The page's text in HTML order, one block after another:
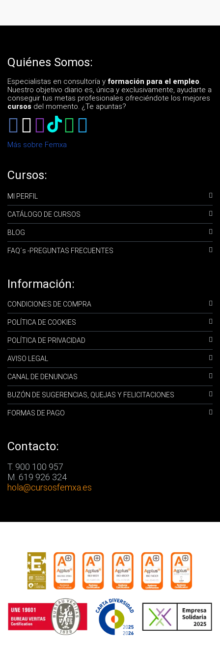
Quiénes Somos:
Especialistas en consultoría y formación para el empleo.
Nuestro objetivo diario es, única y exclusivamente, ayudarte a
conseguir tus metas profesionales ofreciéndote los mejores
cursos del momento. ¿Te apuntas?
Más sobre Femxa
Cursos:
MI PERFIL
CATÁLOGO DE CURSOS
BLOG
FAQ´s -PREGUNTAS FRECUENTES
Información:
CONDICIONES DE COMPRA
POLÍTICA DE COOKIES
POLÍTICA DE PRIVACIDAD
AVISO LEGAL
CANAL DE DENUNCIAS
BUZÓN DE SUGERENCIAS, QUEJAS Y FELICITACIONES
FORMAS DE PAGO
Contacto:
T. 900 100 957
M. 619 926 324
hola@cursosfemxa.es